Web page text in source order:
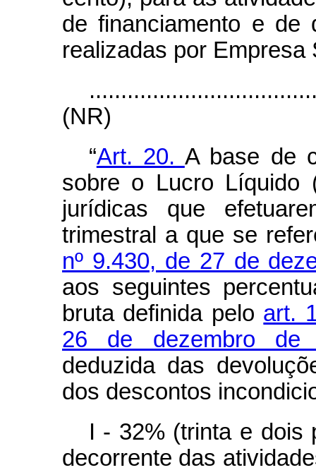
de financiamento e de
realizadas por
(NR)
“Art. 20. A base de
sobre o Lucro Líquido
jurídicas que
trimestral a que se
nº 9.430, de 27 de
aos seguintes
bruta definida pelo art.
26 de dezembro de
deduzida das
dos descontos
I - 32% (trinta e dois
decorrente das